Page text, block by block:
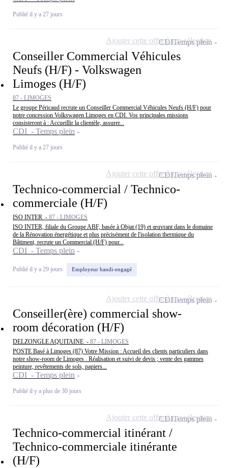
Publié il y a 27 jours
Conseiller Commercial Véhicules
Neufs (H/F) - Volkswagen
Limoges (H/F)
87 - LIMOGES
Le groupe Péricaud recrute un Conseiller Commercial Véhicules Neufs (H/F) pour
notre concession Volkswagen Limoges en CDI. Vos principales missions
consisteront à : Accueillir la clientèle, assurer...
CDI - Temps plein
Publié il y a 27 jours
CDITemps plein
Ajouter cette offre à ma sélection
Technico-commercial / Technico-
commerciale (H/F)
ISO INTER - 87 - LIMOGES
ISO INTER, filiale du Groupe ABF, basée à Objat (19) et œuvrant dans le domaine
de la Rénovation énergétique et plus précisément de l'isolation thermique du
Bâtiment, recrute un Commercial (H/F) pour...
CDI - Temps plein
Publié il y a 29 jours Employeur handi-engagé
CDITemps plein
Ajouter cette offre à ma sélection
Conseiller(ère) commercial show-
room décoration (H/F)
DELZONGLE AQUITAINE - 87 - LIMOGES
POSTE Basé à Limoges (87) Votre Mission : Accueil des clients particuliers dans
notre show-room de Limoges . Réalisation et suivi de devis ; vente des gammes
peinture, revêtements de sols, papiers...
CDI - Temps plein
Publié il y a plus de 30 jours
CDITemps plein
Ajouter cette offre à ma sélection
Technico-commercial itinérant /
Technico-commerciale itinérante
(H/F)
CDITemps plein
Ajouter cette offre à ma sélection